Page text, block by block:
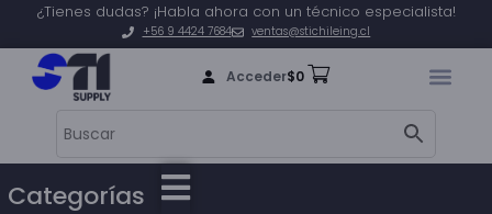
¿Tienes dudas? ¡Habla ahora con un técnico especialista!
+56 9 4424 7684 ventas@stichileing.cl
Acceder$0
Categorías